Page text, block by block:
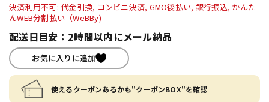
決済利用不可: 代金引換, コンビニ決済, GMO後払い, 銀行振込, かんた
んWEB分割払い（WeBBy)
配送日目安：2時間以内にメール納品
お気に入りに追加
使えるクーポンあるかも"クーポンBOX"を確認